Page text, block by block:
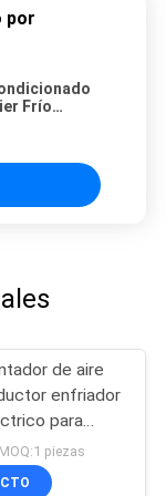
por
Frío
de aire
enfriador
para
de
48VDC
piezas